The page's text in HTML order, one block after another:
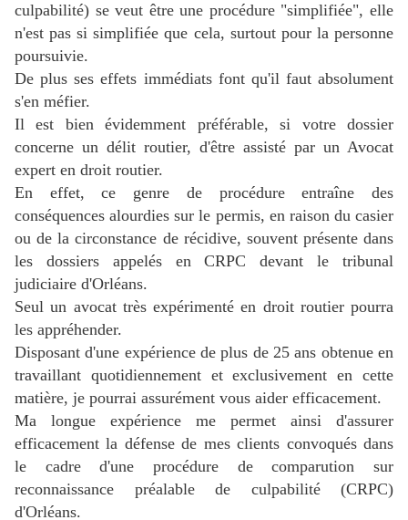
culpabilité) se veut être une procédure "simplifiée", elle
n'est pas si simplifiée que cela, surtout pour la personne
poursuivie.
De plus ses effets immédiats font qu'il faut absolument
s'en méfier.
Il est bien évidemment préférable, si votre dossier
concerne un délit routier, d'être assisté par un Avocat
expert en droit routier.
En effet, ce genre de procédure entraîne des
conséquences alourdies sur le permis, en raison du casier
ou de la circonstance de récidive, souvent présente dans
les dossiers appelés en CRPC devant le tribunal
judiciaire d'Orléans.
Seul un avocat très expérimenté en droit routier pourra
les appréhender.
Disposant d'une expérience de plus de 25 ans obtenue en
travaillant quotidiennement et exclusivement en cette
matière, je pourrai assurément vous aider efficacement.
Ma longue expérience me permet ainsi d'assurer
efficacement la défense de mes clients convoqués dans
le cadre d'une procédure de comparution sur
reconnaissance préalable de culpabilité (CRPC)
d'Orléans.